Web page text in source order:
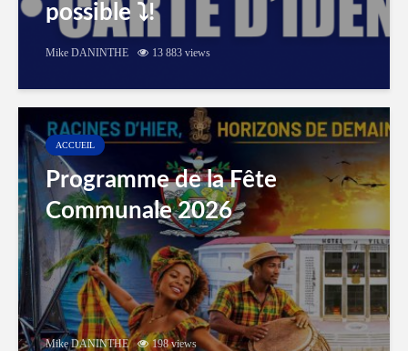
possible ⤵️!
Mike DANINTHE 13 883 views
ACCUEIL
Programme de la Fête
Communale 2026
Mike DANINTHE 198 views